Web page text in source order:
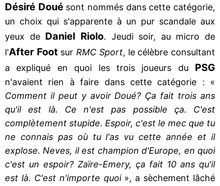
Désiré Douésont nommés dans cette catégorie,
un choix qui s'apparente à un pur scandale aux
yeux de Daniel Riolo. Jeudi soir, au micro de
l'After Foot sur RMC Sport, le célèbre consultant
a expliqué en quoi les trois joueurs du PSG
n'avaient rien à faire dans cette catégorie : «
Comment il peut y avoir Doué? Ça fait trois ans
qu'il est là. Ce n'est pas possible ça. C'est
complètement stupide. Espoir, c'est le mec que tu
ne connais pas où tu l'as vu cette année et il
explose. Neves, il est champion d'Europe, en quoi
c'est un espoir? Zaïre-Emery, ça fait 10 ans qu'il
est là. C'est n'importe quoi », a sèchement lâché